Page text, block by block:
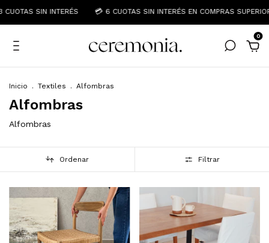
SIN INTERÉS 💳 6 CUOTAS SIN INTERÉS EN COMPRAS
0
Inicio . Textiles . Alfombras
Alfombras
Alfombras
Ordenar Filtrar